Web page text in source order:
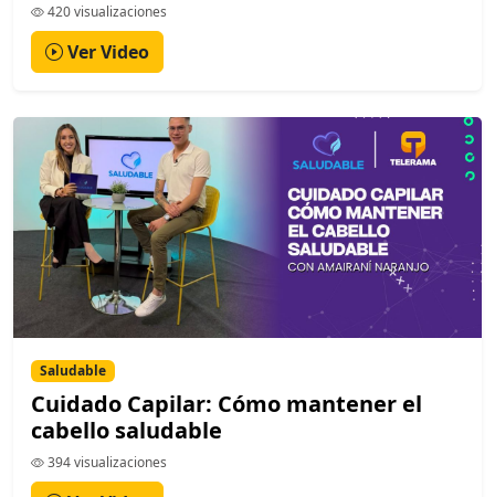
420 visualizaciones
Ver Video
Saludable
Cuidado Capilar: Cómo mantener el
cabello saludable
394 visualizaciones